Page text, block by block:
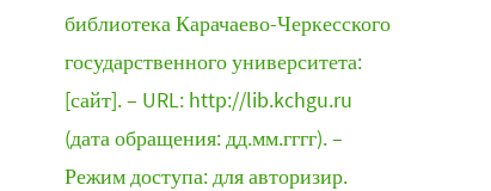
библиотека Карачаево-Черкесского
государственного университета:
[сайт]. – URL: http://lib.kchgu.ru
(дата обращения: дд.мм.гггг). –
Режим доступа: для авторизир.